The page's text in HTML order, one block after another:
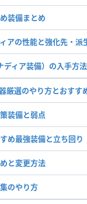
装備まとめ
アの性能と強化先・派
ディア装備）の入手方
厳選のやり方とおすす
装備と弱点
め最強装備と立ち回り
と変更方法
のやり方